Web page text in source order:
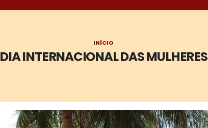
DIA INTERNACIONAL DAS MULHERES
INÍCIO